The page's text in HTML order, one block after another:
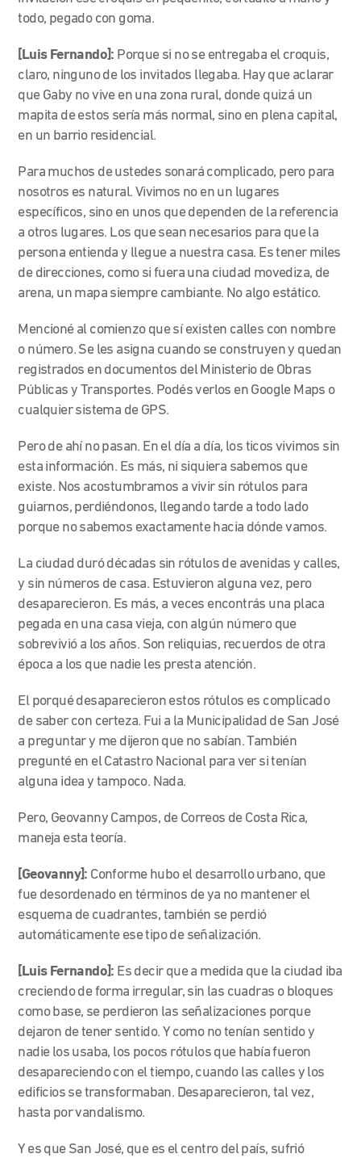
todo, pegado con goma.
[Luis Fernando]: Porque si no se entregaba el croquis,
claro, ninguno de los invitados llegaba. Hay que aclarar
que Gaby no vive en una zona rural, donde quizá un
mapita de estos sería más normal, sino en plena capital,
en un barrio residencial.
Para muchos de ustedes sonará complicado, pero para
nosotros es natural. Vivimos no en un lugares
específicos, sino en unos que dependen de la referencia
a otros lugares. Los que sean necesarios para que la
persona entienda y llegue a nuestra casa. Es tener miles
de direcciones, como si fuera una ciudad movediza, de
arena, un mapa siempre cambiante. No algo estático.
Mencioné al comienzo que sí existen calles con nombre
o número. Se les asigna cuando se construyen y quedan
registrados en documentos del Ministerio de Obras
Públicas y Transportes. Podés verlos en Google Maps o
cualquier sistema de GPS.
Pero de ahí no pasan. En el día a día, los ticos vivimos sin
esta información. Es más, ni siquiera sabemos que
existe. Nos acostumbramos a vivir sin rótulos para
guiarnos, perdiéndonos, llegando tarde a todo lado
porque no sabemos exactamente hacia dónde vamos.
La ciudad duró décadas sin rótulos de avenidas y calles,
y sin números de casa. Estuvieron alguna vez, pero
desaparecieron. Es más, a veces encontrás una placa
pegada en una casa vieja, con algún número que
sobrevivió a los años. Son reliquias, recuerdos de otra
época a los que nadie les presta atención.
El porqué desaparecieron estos rótulos es complicado
de saber con certeza. Fui a la Municipalidad de San José
a preguntar y me dijeron que no sabían. También
pregunté en el Catastro Nacional para ver si tenían
alguna idea y tampoco. Nada.
Pero, Geovanny Campos, de Correos de Costa Rica,
maneja esta teoría.
[Geovanny]: Conforme hubo el desarrollo urbano, que
fue desordenado en términos de ya no mantener el
esquema de cuadrantes, también se perdió
automáticamente ese tipo de señalización.
[Luis Fernando]: Es decir que a medida que la ciudad iba
creciendo de forma irregular, sin las cuadras o bloques
como base, se perdieron las señalizaciones porque
dejaron de tener sentido. Y como no tenían sentido y
nadie los usaba, los pocos rótulos que había fueron
desapareciendo con el tiempo, cuando las calles y los
edificios se transformaban. Desaparecieron, tal vez,
hasta por vandalismo.
Y es que San José, que es el centro del país, sufrió